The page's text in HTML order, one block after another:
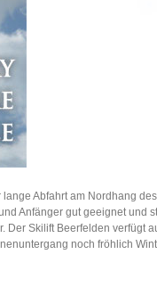
Abfahrt am Nordhang des
Anfänger gut geeignet und
Der Skilift Beerfelden verfügt
noch fröhlich